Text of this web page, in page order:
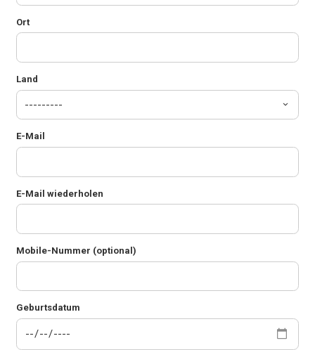
Ort
Land
E-Mail
E-Mail wiederholen
Mobile-Nummer (optional)
Geburtsdatum